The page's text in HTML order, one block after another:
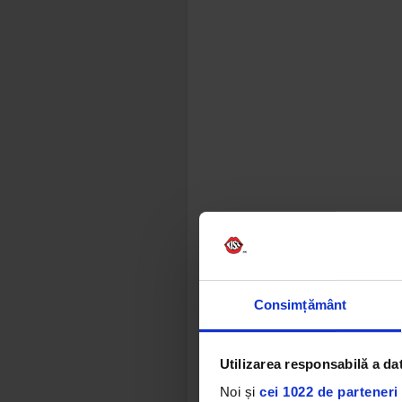
Consimțământ
Utilizarea responsabilă a
Noi și cei 1022 de